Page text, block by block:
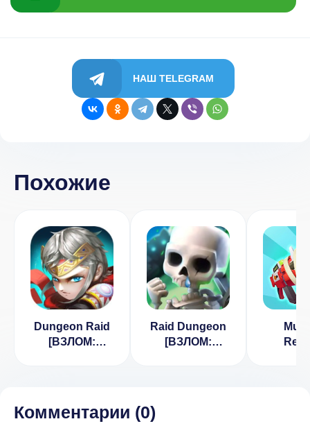
НАШ TELEGRAM
Похожие
Dungeon Raid
[ВЗЛОМ:
Raid Dungeon
[ВЗЛОМ:
Комментарии (0)